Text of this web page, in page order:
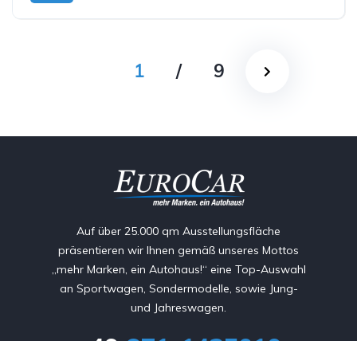
1 / 9
Auf über 25.000 qm Ausstellungsfläche
präsentieren wir Ihnen gemäß unseres Mottos
„mehr Marken, ein Autohaus!“ eine Top-Auswahl
an Sportwagen, Sondermodelle, sowie Jung-
und Jahreswagen.